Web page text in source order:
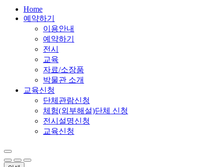
Home
예약하기
이용안내
예약하기
전시
교육
자료/소장품
박물관 소개
교육신청
단체관람신청
체험(외부해설)단체 신청
전시설명신청
교육신청